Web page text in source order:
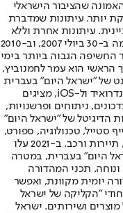
שהציבור הישראלי
יותר. עיתונות שמדברת
עיתונות אחרת וללא
תשלום. המהדורה המודפסת הראשונה פורסמה ב-30 ביולי 2007, וב-2010
החשיפה הגבוה ביותר בימי
הראשי הוא עמר לחמנוביץ,
של "ישראל היום" בעברית
ובאנגלית, כמו כן היישומונים (אפליקציות) לאנדרואיד ול-iOS, מציגים
ניתוחים ופרשנויות,
הדיגיטל של "ישראל היום"
סטייל, טכנולוגיה, ספורט,
כלכלה וצרכנות, בריאות, חיילים, אוכל, יהדות, תיירות ורכב. ב-2021 עלו
היום" בעברית, במטרה
תכני המהדורה
יומית מקוונת, ואפשר
"הקליקה של ישראל
ושירותים. ישראל